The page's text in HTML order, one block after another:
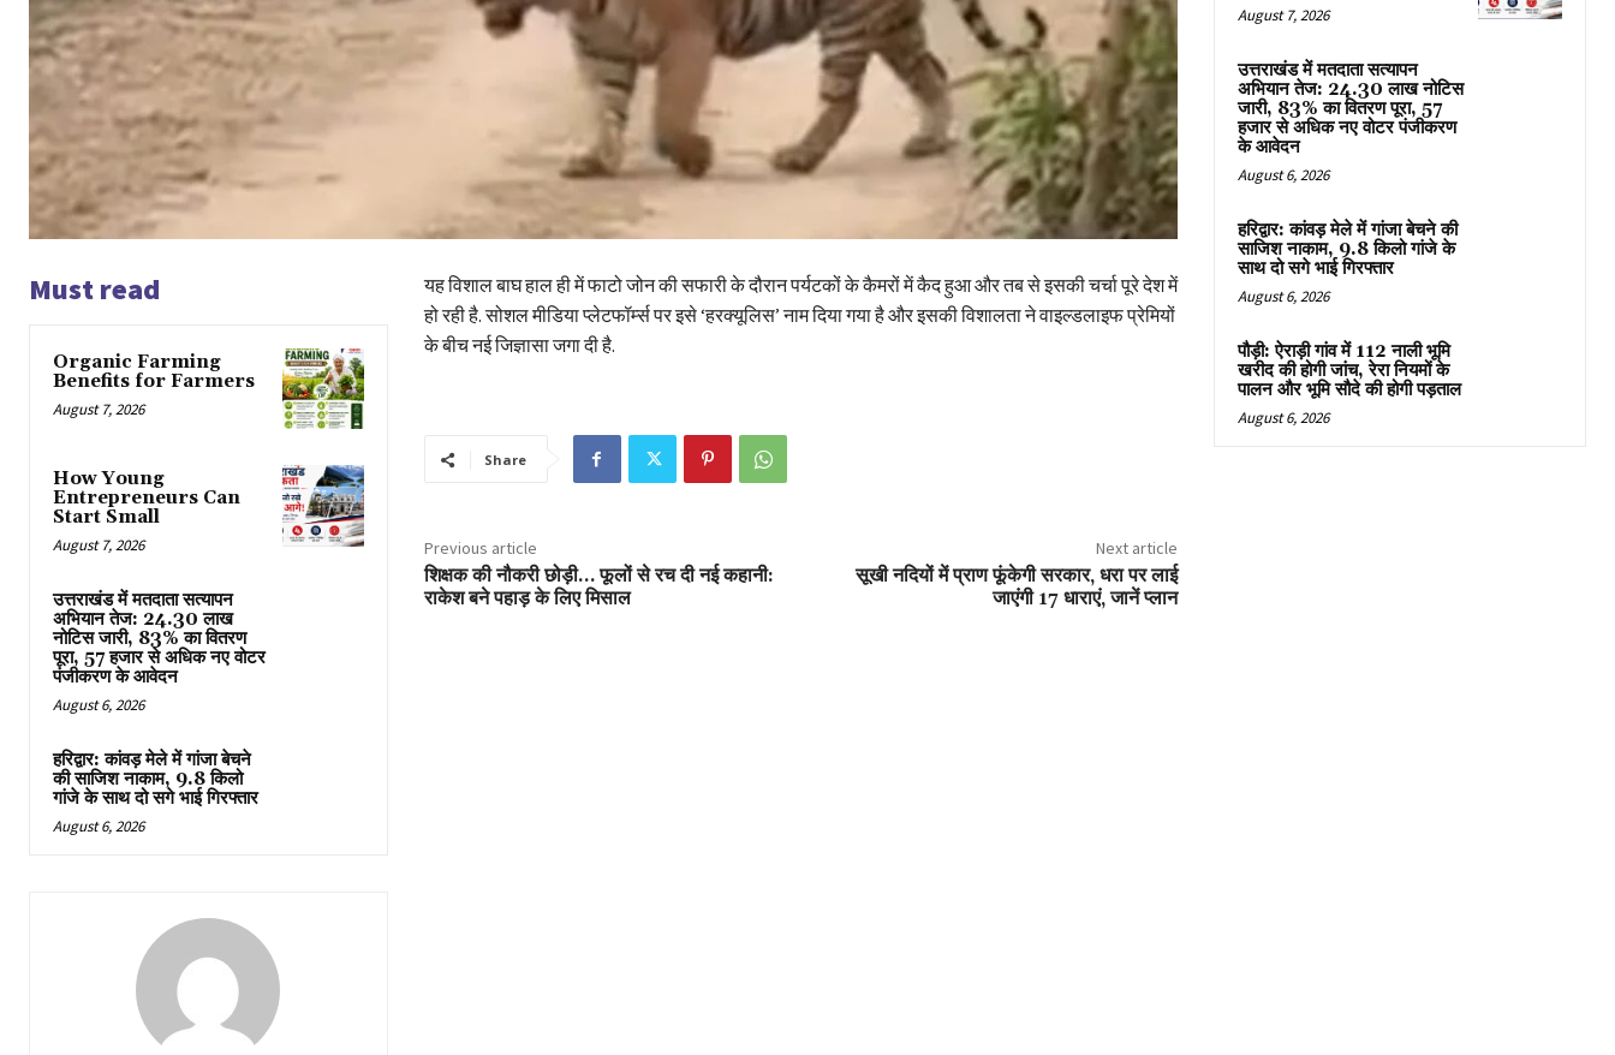
Must read
Organic Farming
Benefits for Farmers
August 7, 2026
How Young
Entrepreneurs Can
Start Small
August 7, 2026
उत्तराखंड में मतदाता सत्यापन
अभियान तेज: 24.30 लाख
नोटिस जारी, 83% का वितरण
पूरा, 57 हजार से अधिक नए वोटर
पंजीकरण के आवेदन
August 6, 2026
हरिद्वार: कांवड़ मेले में गांजा बेचने
की साजिश नाकाम, 9.8 किलो
गांजे के साथ दो सगे भाई गिरफ्तार
August 6, 2026
यह विशाल बाघ हाल ही में फाटो जोन की सफारी के दौरान पर्यटकों के कैमरों में कैद हुआ और तब से इसकी चर्चा पूरे देश में
हो रही है. सोशल मीडिया प्लेटफॉर्म्स पर इसे ‘हरक्यूलिस’ नाम दिया गया है और इसकी विशालता ने वाइल्डलाइफ प्रेमियों
के बीच नई जिज्ञासा जगा दी है.
Share
Previous article
शिक्षक की नौकरी छोड़ी… फूलों से रच दी नई कहानी:
राकेश बने पहाड़ के लिए मिसाल
Next article
सूखी नदियों में प्राण फूंकेगी सरकार, धरा पर लाई
जाएंगी 17 धाराएं, जानें प्लान
August 7, 2026
उत्तराखंड में मतदाता सत्यापन
अभियान तेज: 24.30 लाख नोटिस
जारी, 83% का वितरण पूरा, 57
हजार से अधिक नए वोटर पंजीकरण
के आवेदन
August 6, 2026
हरिद्वार: कांवड़ मेले में गांजा बेचने की
साजिश नाकाम, 9.8 किलो गांजे के
साथ दो सगे भाई गिरफ्तार
August 6, 2026
पौड़ी: ऐराड़ी गांव में 112 नाली भूमि
खरीद की होगी जांच, रेरा नियमों के
पालन और भूमि सौदे की होगी पड़ताल
August 6, 2026